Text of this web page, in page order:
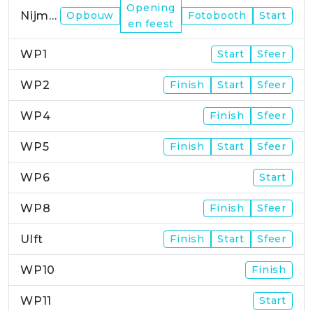
Nijmegen Opbouw
Opening
en feest
Fotobooth Start
WP1 Start Sfeer
WP2 Finish Start Sfeer
WP4 Finish Sfeer
WP5 Finish Start Sfeer
WP6 Start
WP8 Finish Sfeer
Ulft Finish Start Sfeer
WP10 Finish
WP11 Start